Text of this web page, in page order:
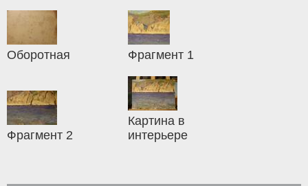
Оборотная Фрагмент 1
Фрагмент 2
Картина в
интерьере